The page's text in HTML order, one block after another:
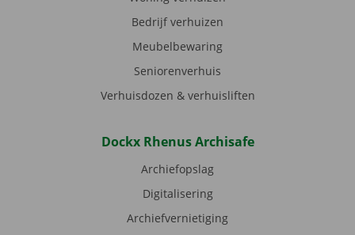
Bedrijf verhuizen
Meubelbewaring
Seniorenverhuis
Verhuisdozen & verhuisliften
Dockx Rhenus Archisafe
Archiefopslag
Digitalisering
Archiefvernietiging